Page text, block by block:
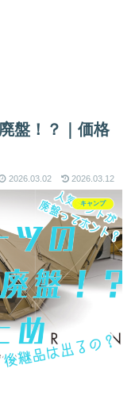
盤！？｜価格
2026.03.02 2026.03.12
キャンプ